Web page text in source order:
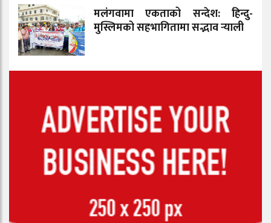
मलंगवामा एकताको सन्देश: हिन्दु-
मुस्लिमको सहभागितामा सद्भाव र्‍याली